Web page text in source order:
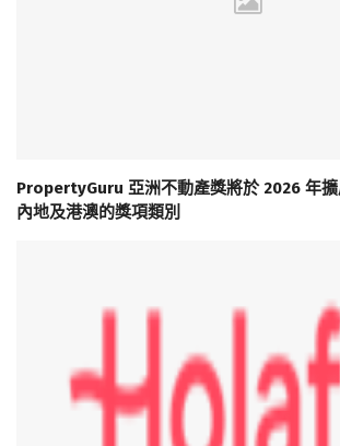
PropertyGuru 亞洲不動產獎將於 2026 年
內地及港澳的獎項類別